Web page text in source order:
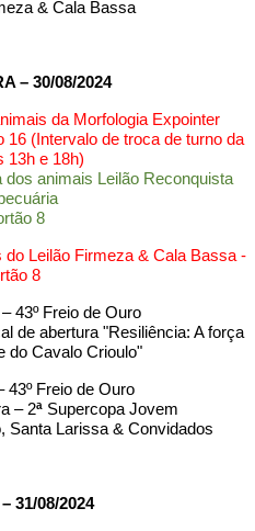
& Cala Bassa
– 30/08/2024
da Morfologia Expointer
(Intervalo de troca de turno da
13h e 18h)
animais Leilão Reconquista
8
Leilão Firmeza & Cala Bassa -
8
43º Freio de Ouro
de abertura "Resiliência: A força
do Cavalo Crioulo"
43º Freio de Ouro
– 2ª Supercopa Jovem
Santa Larissa & Convidados
31/08/2024